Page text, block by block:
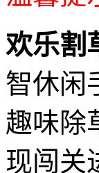
欢乐割
智休闲
趣味除
现闯关